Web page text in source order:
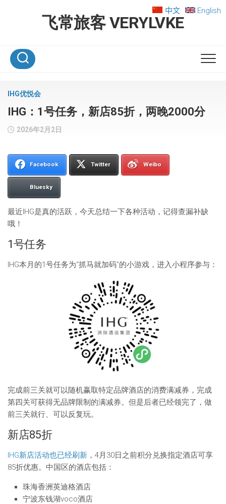
飞常旅客 VERYLVKE
中文 English
IHG优悦会
IHG：1号任务，新店85折，两晚2000分
2026年2月2日
Facebook Twitter Weibo
Bluesky
最近IHG是真的活跃，今天总结一下各种活动，记得查漏补缺
哦！
1号任务
IHG本月的1号任务为“抓马就加码”的小游戏，进入小程序参与：
完成前三关就可以随机赢取特定品牌酒店的消费满减券，完成
第四关可获得无品牌限制的满减券。但是后者已经领完了，做
前三关就行、可以反复玩。
新店85折
IHG新店活动也已经刷新 ，4月30日之前积分兑换指定酒店可享
85折优惠。中国区的酒店包括：
珠海香洲英迪格酒店
宁波东钱湖voco酒店